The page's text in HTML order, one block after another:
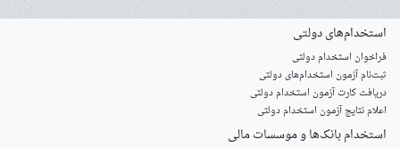
استخدام‌های دولتی
فراخوان استخدام دولتی
ثبت‌نام آزمون‌ استخدام‌های دولتی
دریافت کارت آزمون استخدام دولتی
اعلام نتایج آزمون استخدام دولتی
استخدام‌ بانک‌ها و موسسات مالی